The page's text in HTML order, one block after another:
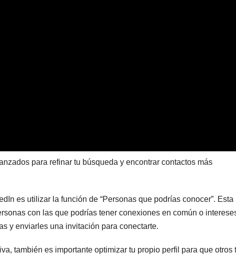
para refinar tu búsqueda y encontrar contactos más
es utilizar la función de “Personas que podrías conocer”. Esta
con las que podrías tener conexiones en común o
y enviarles una invitación para conectarte.
también es importante optimizar tu propio perfil para que otros